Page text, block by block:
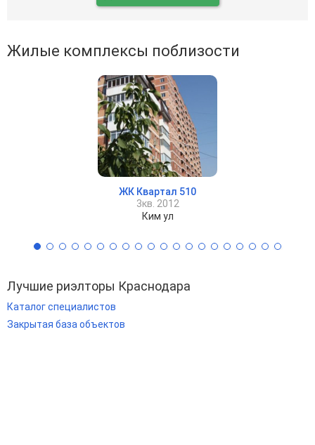
Жилые комплексы поблизости
ЖК Квартал 510
3кв. 2012
Ким ул
Лучшие риэлторы Краснодара
Каталог специалистов
Закрытая база объектов